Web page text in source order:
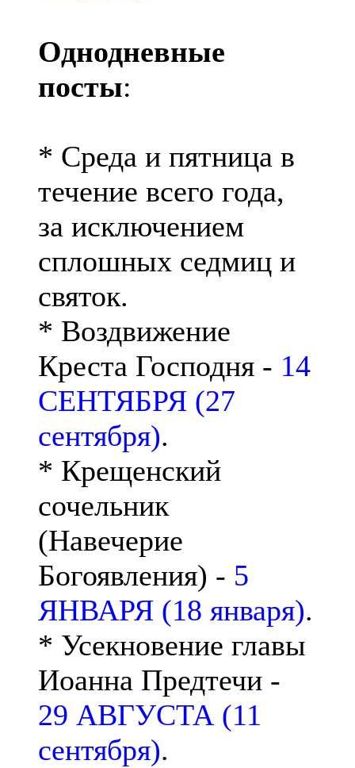
Однодневные
посты:
* Среда и пятница в
течение всего года,
за исключением
сплошных седмиц и
святок.
* Воздвижение
Креста Господня - 14
СЕНТЯБРЯ (27
сентября).
* Крещенский
сочельник
(Навечерие
Богоявления) - 5
ЯНВАРЯ (18 января).
* Усекновение главы
Иоанна Предтечи -
29 АВГУСТА (11
сентября).